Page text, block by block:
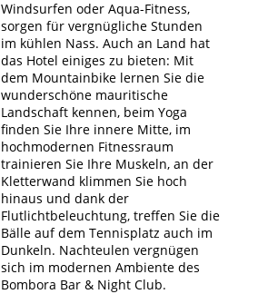
Windsurfen oder Aqua-Fitness,
sorgen für vergnügliche Stunden
im kühlen Nass. Auch an Land hat
das Hotel einiges zu bieten: Mit
dem Mountainbike lernen Sie die
wunderschöne mauritische
Landschaft kennen, beim Yoga
finden Sie Ihre innere Mitte, im
hochmodernen Fitnessraum
trainieren Sie Ihre Muskeln, an der
Kletterwand klimmen Sie hoch
hinaus und dank der
Flutlichtbeleuchtung, treffen Sie die
Bälle auf dem Tennisplatz auch im
Dunkeln. Nachteulen vergnügen
sich im modernen Ambiente des
Bombora Bar & Night Club.